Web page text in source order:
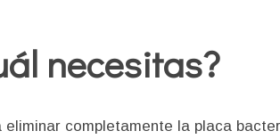
necesitas?
completamente la placa